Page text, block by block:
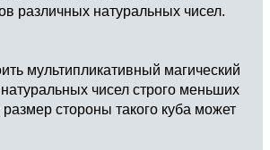
различных натуральных чисел.
мультипликативный магический
чисел строго меньших
стороны такого куба может